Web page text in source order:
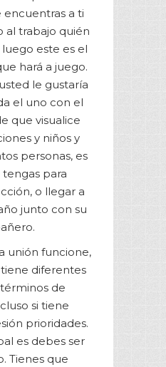
encuentras a ti
al trabajo quién
este es el
hará a juego.
le gustaría
el uno con el
que visualice
y niños y
personas, es
para
o llegar a
junto con su
unión funcione,
diferentes
de
si tiene
prioridades.
es debes ser
Tienes que